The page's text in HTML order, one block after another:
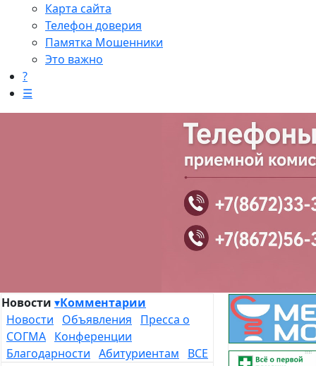
Карта сайта
Телефон доверия
Памятка Мошенники
Это важно
?
☰
Новости ▾Комментарии
Новости
Объявления
Пресса о
СОГМА Конференции
Благодарности Абитуриентам
ВСЕ